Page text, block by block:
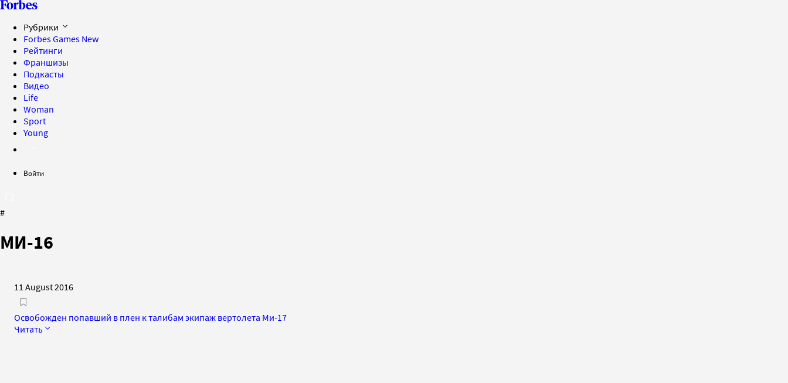
Рубрики
Forbes Games New
Рейтинги
Франшизы
Подкасты
Видео
Life
Woman
Sport
Young
Войти
#
МИ-16
11 August 2016
Освобожден попавший в плен к талибам экипаж вертолета Ми-17
Читать